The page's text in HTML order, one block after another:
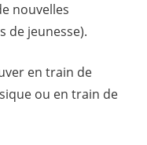
nouvelles
de jeunesse).
en train de
ou en train de